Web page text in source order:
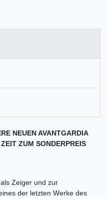
NEUEN AVANTGARDIA
ZUM SONDERPREIS
Zeiger und zur
der letzten Werke des